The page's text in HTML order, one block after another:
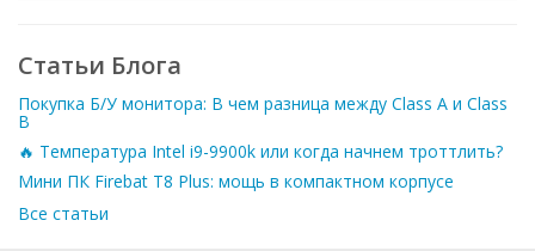
Статьи Блога
Покупка Б/У монитора: В чем разница между Class A и Class
B
🔥 Температура Intel i9-9900k или когда начнем троттлить?
Мини ПК Firebat T8 Plus: мощь в компактном корпусе
Все статьи